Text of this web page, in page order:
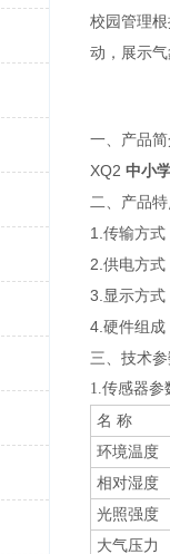
校园管理
动，展示
一、产品
XQ2 中小
二、产品
1.传输方
2.供电方式
3.显示方式
4.硬件组成
三、技术
1.传感器
名 称
环境温度
相对湿度
光照强度
大气压力